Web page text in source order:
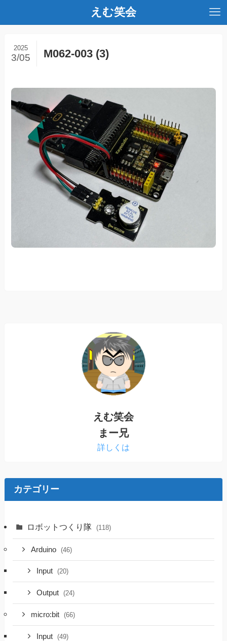
えむ笑会
M062-003 (3)
2025
3/05
えむ笑会
まー兄
詳しくは
カテゴリー
ロボットつくり隊 (118)
Arduino (46)
Input (20)
Output (24)
micro:bit (66)
Input (49)